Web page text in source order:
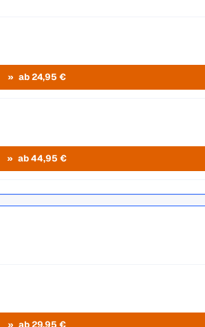
ab 24,95 €
ab 44,95 €
ab 29,95 €